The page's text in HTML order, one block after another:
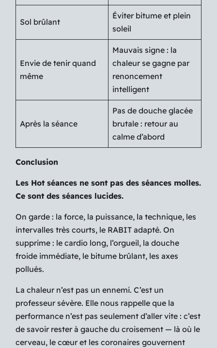
Sol brûlant
Éviter bitume et plein
soleil
Envie de tenir quand
même
Mauvais signe : la
chaleur se gagne par
renoncement
intelligent
Après la séance
Pas de douche glacée
brutale : retour au
calme d’abord
Conclusion
Les Hot séances ne sont pas des séances molles.
Ce sont des séances lucides.
On garde : la force, la puissance, la technique, les
intervalles très courts, le RABIT adapté. On
supprime : le cardio long, l’orgueil, la douche
froide immédiate, le bitume brûlant, les axes
pollués.
La chaleur n’est pas un ennemi. C’est un
professeur sévère. Elle nous rappelle que la
performance n’est pas seulement d’aller vite : c’est
de savoir rester à gauche du croisement — là où le
cerveau, le cœur et les coronaires gouvernent